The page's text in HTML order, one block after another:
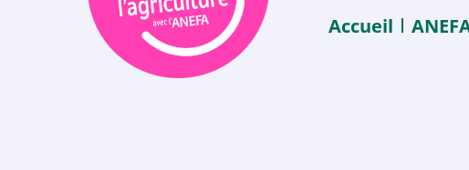
Accueil